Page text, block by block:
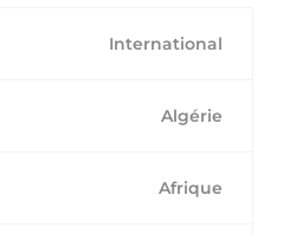
International
Algérie
Afrique